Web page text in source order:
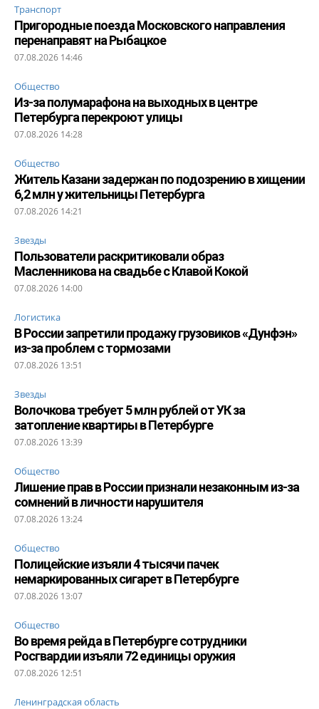
Транспорт
Пригородные поезда Московского направления
перенаправят на Рыбацкое
07.08.2026 14:46
Общество
Из-за полумарафона на выходных в центре
Петербурга перекроют улицы
07.08.2026 14:28
Общество
Житель Казани задержан по подозрению в хищении
6,2 млн у жительницы Петербурга
07.08.2026 14:21
Звезды
Пользователи раскритиковали образ
Масленникова на свадьбе с Клавой Кокой
07.08.2026 14:00
Логистика
В России запретили продажу грузовиков «Дунфэн»
из-за проблем с тормозами
07.08.2026 13:51
Звезды
Волочкова требует 5 млн рублей от УК за
затопление квартиры в Петербурге
07.08.2026 13:39
Общество
Лишение прав в России признали незаконным из-за
сомнений в личности нарушителя
07.08.2026 13:24
Общество
Полицейские изъяли 4 тысячи пачек
немаркированных сигарет в Петербурге
07.08.2026 13:07
Общество
Во время рейда в Петербурге сотрудники
Росгвардии изъяли 72 единицы оружия
07.08.2026 12:51
Ленинградская область